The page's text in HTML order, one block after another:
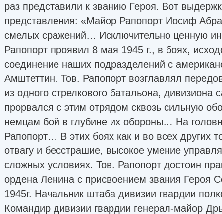
раз представили к званию Героя. Вот
представления: «Майор Рапопорт Иосиф
смелых сражений… Исключительно ценную
Рапопорт проявил 8 мая 1945 г., в боях,
соединение наших подразделений с
Амштеттин. Тов. Рапопорт возглавлял
из одного стрелкового батальона, дивизиона
прорвался с этим отрядом сквозь сильную
немцам бой в глубине их обороны… На
Рапопорт… В этих боях как и во всех других
отвагу и бесстрашие, высокое умение
сложных условиях. Тов. Рапопорт достоин
ордена Ленина с присвоением звания Героя
1945г. Начальник штаба дивизии гвардии
Командир дивизии гвардии генерал-майор